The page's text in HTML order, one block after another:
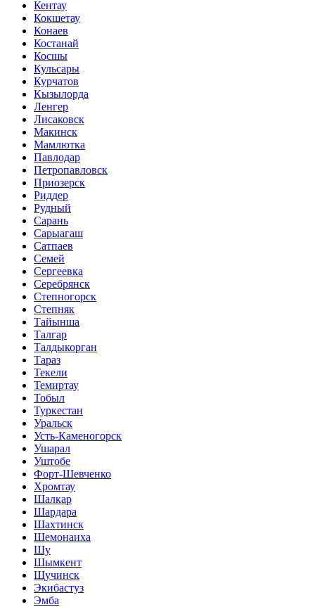
Кентау
Кокшетау
Конаев
Костанай
Косшы
Кульсары
Курчатов
Кызылорда
Ленгер
Лисаковск
Макинск
Мамлютка
Павлодар
Петропавловск
Приозерск
Риддер
Рудный
Сарань
Сарыагаш
Сатпаев
Семей
Сергеевка
Серебрянск
Степногорск
Степняк
Тайынша
Талгар
Талдыкорган
Тараз
Текели
Темиртау
Тобыл
Туркестан
Уральск
Усть-Каменогорск
Ушарал
Уштобе
Форт-Шевченко
Хромтау
Шалкар
Шардара
Шахтинск
Шемонаиха
Шу
Шымкент
Щучинск
Экибастуз
Эмба